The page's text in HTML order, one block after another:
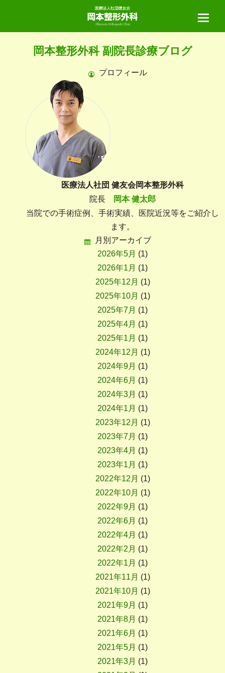
ホーム
診療の流れ
自費診療
変形性膝関節症の治療
手術実績
院長ブログ
0985-50-6677
交通アクセス
岡本整形外科 副院長診療ブログ
プロフィール
医療法人社団 健友会岡本整形外科
院長
岡本 健太郎
当院での手術症例、手術実績、医院近況等をご紹介し
ます。
月別アーカイブ
2026年5月 (1)
2026年1月 (1)
2025年12月 (1)
2025年10月 (1)
2025年7月 (1)
2025年4月 (1)
2025年1月 (1)
2024年12月 (1)
2024年9月 (1)
2024年6月 (1)
2024年3月 (1)
2024年1月 (1)
2023年12月 (1)
2023年7月 (1)
2023年4月 (1)
2023年1月 (1)
2022年12月 (1)
2022年10月 (1)
2022年9月 (1)
2022年6月 (1)
2022年4月 (1)
2022年2月 (1)
2022年1月 (1)
2021年11月 (1)
2021年10月 (1)
2021年9月 (1)
2021年8月 (1)
2021年6月 (1)
2021年5月 (1)
2021年3月 (1)